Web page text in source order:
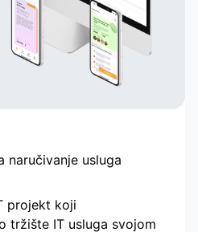
naručivanje usluga
projekt koji
tržište IT usluga svojom